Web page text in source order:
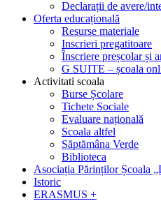
Declarații de avere/
Oferta educațională
Resurse materiale
Inscrieri pregatitoare
Înscriere preșcolar și
G SUITE – școala
Activitati scoala
Burse Școlare
Tichete Sociale
Evaluare națională
Scoala altfel
Săptămâna Verde
Biblioteca
Asociația Părinților Școala
Istoric
ERASMUS +